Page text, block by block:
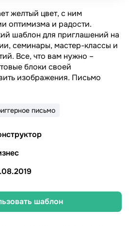
желтый цвет, с ним
оптимизма и радости.
шаблон для приглашений на
семинары, мастер-классы и
Все, что вам нужно –
блоки своей
изображения. Письмо
письмо
шаблон